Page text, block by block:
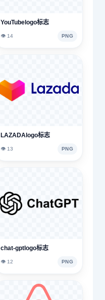
YouTubelogo标志
👁️ 14 PNG
LAZADAlogo标志
👁️ 13 PNG
chat-gptlogo标志
👁️ 12 PNG